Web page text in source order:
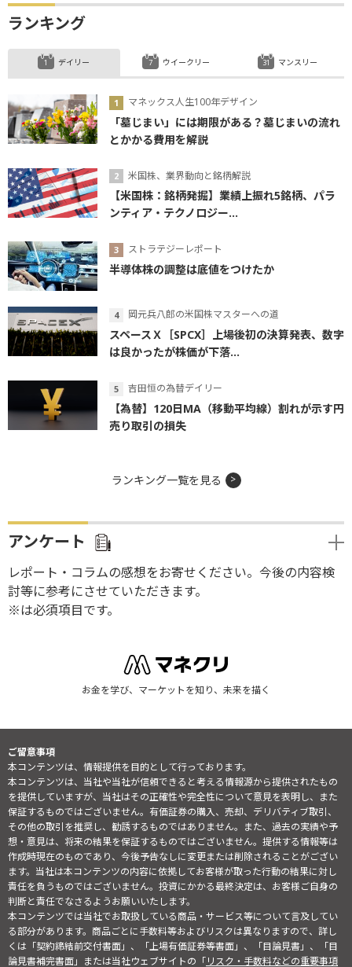
ランキング
デイリー
マネックス人生100年デザイン
「墓じまい」には期限がある？墓じまいの流れ
とかかる費用を解説
米国株、業界動向と銘柄解説
【米国株：銘柄発掘】業績上振れ5銘柄、パラ
ンティア・テクノロジー...
ストラテジーレポート
半導体株の調整は底値をつけたか
岡元兵八郎の米国株マスターへの道
スペースＸ［SPCX］上場後初の決算発表、数字
は良かったが株価が下落...
吉田恒の為替デイリー
【為替】120日MA（移動平均線）割れが示す円
売り取引の損失
ウイークリー マンスリー
ランキング一覧を見る
アンケート
レポート・コラムの感想をお寄せください。今後の内容検
討等に参考にさせていただきます。
※は必須項目です。
お金を学び、マーケットを知り、未来を描く
ご留意事項
本コンテンツは、情報提供を目的として行っております。
本コンテンツは、当社や当社が信頼できると考える情報源から提供されたもの
を提供していますが、当社はその正確性や完全性について意見を表明し、また
保証するものではございません。有価証券の購入、売却、デリバティブ取引、
その他の取引を推奨し、勧誘するものではありません。また、過去の実績や予
想・意見は、将来の結果を保証するものではございません。提供する情報等は
作成時現在のものであり、今後予告なしに変更または削除されることがござい
ます。当社は本コンテンツの内容に依拠してお客様が取った行動の結果に対し
責任を負うものではございません。投資にかかる最終決定は、お客様ご自身の
判断と責任でなさるようお願いいたします。
本コンテンツでは当社でお取扱している商品・サービス等について言及してい
る部分があります。商品ごとに手数料等およびリスクは異なりますので、詳し
くは「契約締結前交付書面」、「上場有価証券等書面」、「目論見書」、「目
論見書補完書面」または当社ウェブサイトの「リスク・手数料などの重要事項